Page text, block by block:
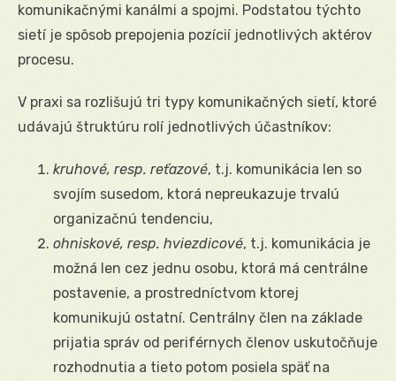
komunikačnými kanálmi a spojmi. Podstatou týchto
sietí je spôsob prepojenia pozícií jednotlivých aktérov
procesu.
V praxi sa rozlišujú tri typy komunikačných sietí, ktoré
udávajú štruktúru rolí jednotlivých účastníkov:
kruhové, resp. reťazové, t.j. komunikácia len so
svojím susedom, ktorá nepreukazuje trvalú
organizačnú tendenciu,
ohniskové, resp. hviezdicové, t.j. komunikácia je
možná len cez jednu osobu, ktorá má centrálne
postavenie, a prostredníctvom ktorej
komunikujú ostatní. Centrálny člen na základe
prijatia správ od periférnych členov uskutočňuje
rozhodnutia a tieto potom posiela späť na